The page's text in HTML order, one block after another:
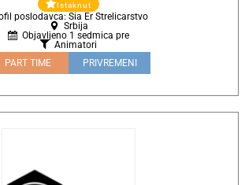
Istaknut
poslodavca: Sia Er Strelicarstvo
Srbija
Objavljeno 1 sedmica pre
Animatori
PART TIME
PRIVREMENI